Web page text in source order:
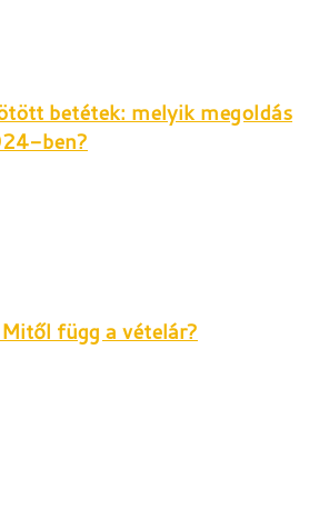
betétek: melyik megoldás
ben?
függ a vételár?